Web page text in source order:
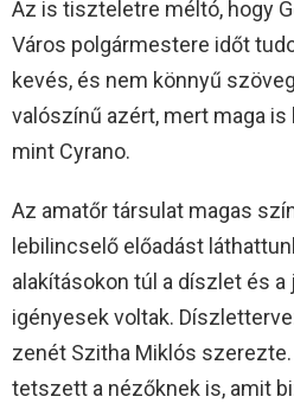
Az is tiszteletre méltó, hogy
Város polgármestere időt
kevés, és nem könnyű
valószínű azért, mert maga
mint Cyrano.
Az amatőr társulat magas
lebilincselő előadást
alakításokon túl a díszlet és
igényesek voltak.
zenét Szitha Miklós
tetszett a nézőknek is, amit